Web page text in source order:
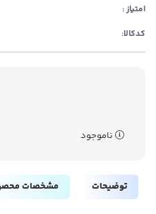
امتیاز :
کدکالا:
ناموجود
توضیحات مشخصات